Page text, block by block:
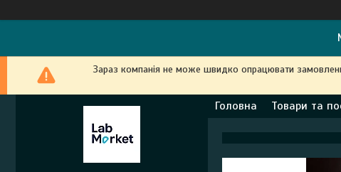
Зараз компанія не може швидко опрацювати
Головна Товари та